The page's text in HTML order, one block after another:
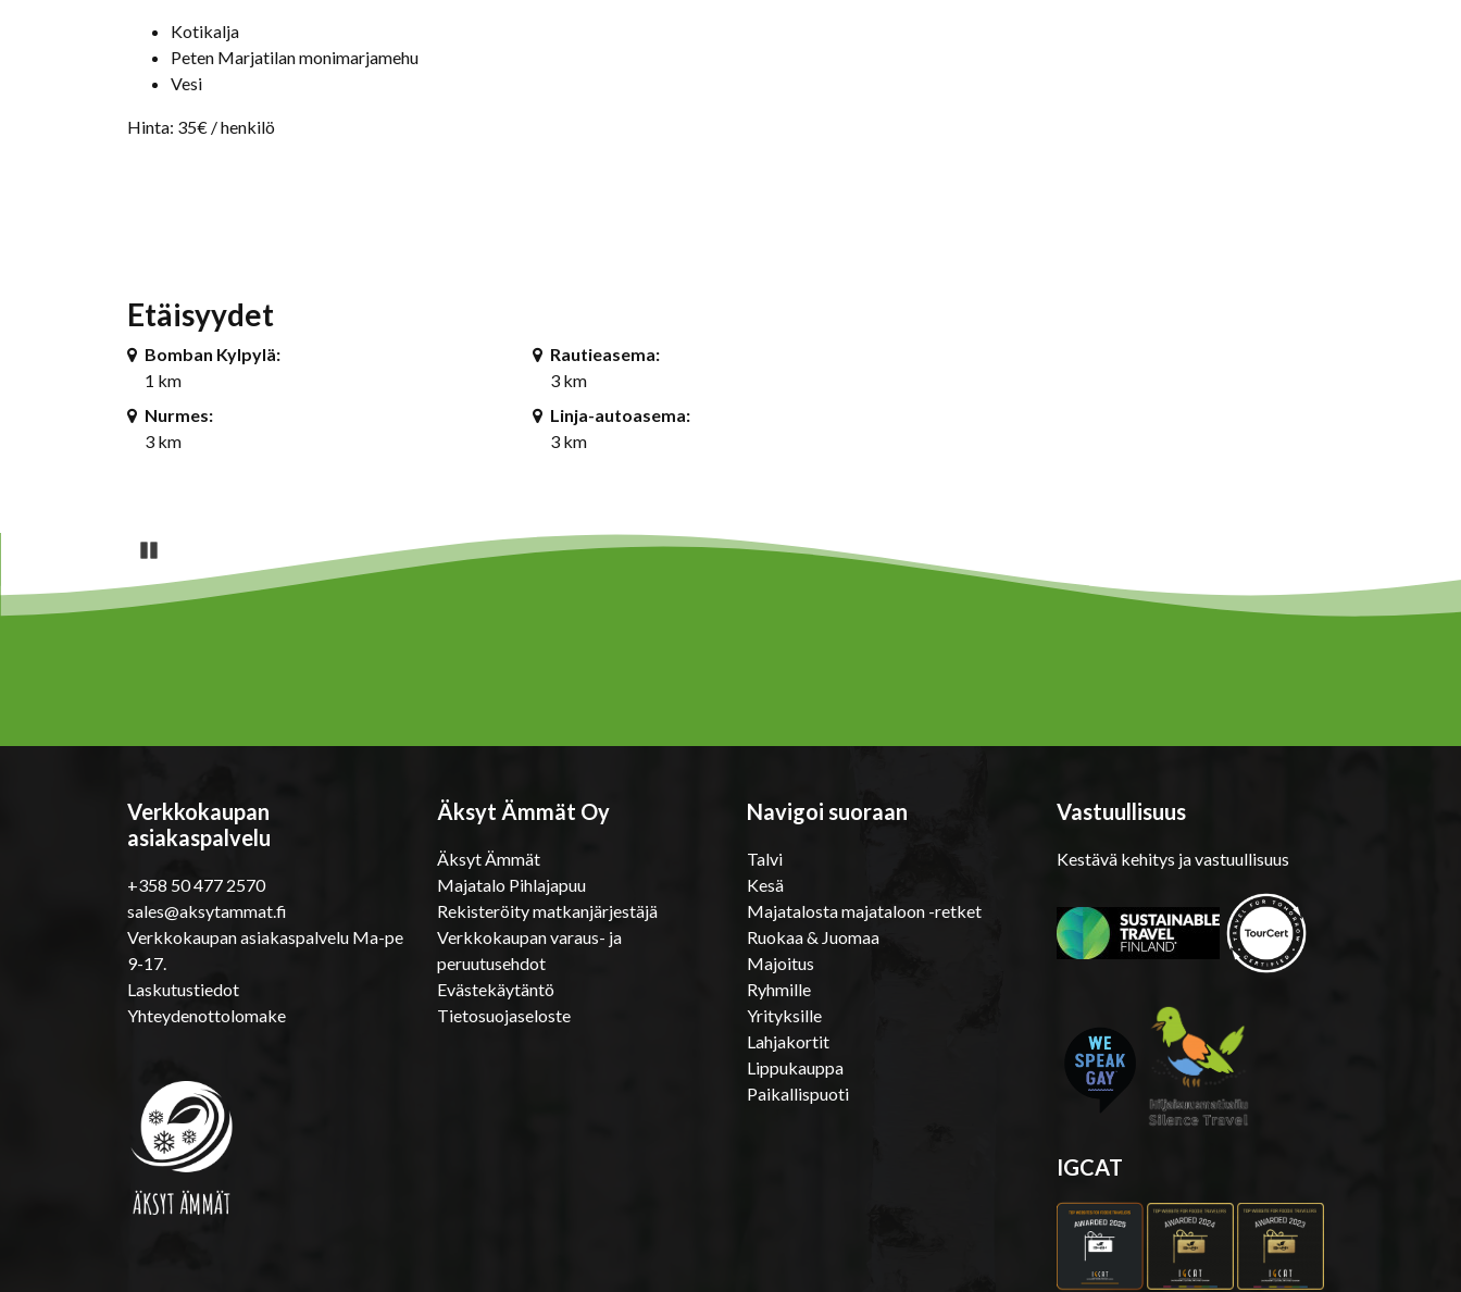
Kotikalja
Peten Marjatilan monimarjamehu
Vesi
Hinta: 35€ / henkilö
Etäisyydet
Bomban Kylpylä:
1 km
Nurmes:
3 km
Rautieasema:
3 km
Linja-autoasema:
3 km
Verkkokaupan
asiakaspalvelu
+358 50 477 2570
sales@aksytammat.fi
Verkkokaupan asiakaspalvelu Ma-pe
9-17.
Laskutustiedot
Yhteydenottolomake
Äksyt Ämmät Oy
Äksyt Ämmät
Majatalo Pihlajapuu
Rekisteröity matkanjärjestäjä
Verkkokaupan varaus- ja
peruutusehdot
Evästekäytäntö
Tietosuojaseloste
Navigoi suoraan
Talvi
Kesä
Majatalosta majataloon -retket
Ruokaa & Juomaa
Majoitus
Ryhmille
Yrityksille
Lahjakortit
Lippukauppa
Paikallispuoti
Vastuullisuus
Kestävä kehitys ja vastuullisuus
IGCAT